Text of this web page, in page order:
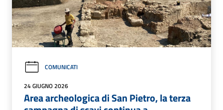
COMUNICATI
24 GIUGNO 2026
Area archeologica di San Pietro, la terza